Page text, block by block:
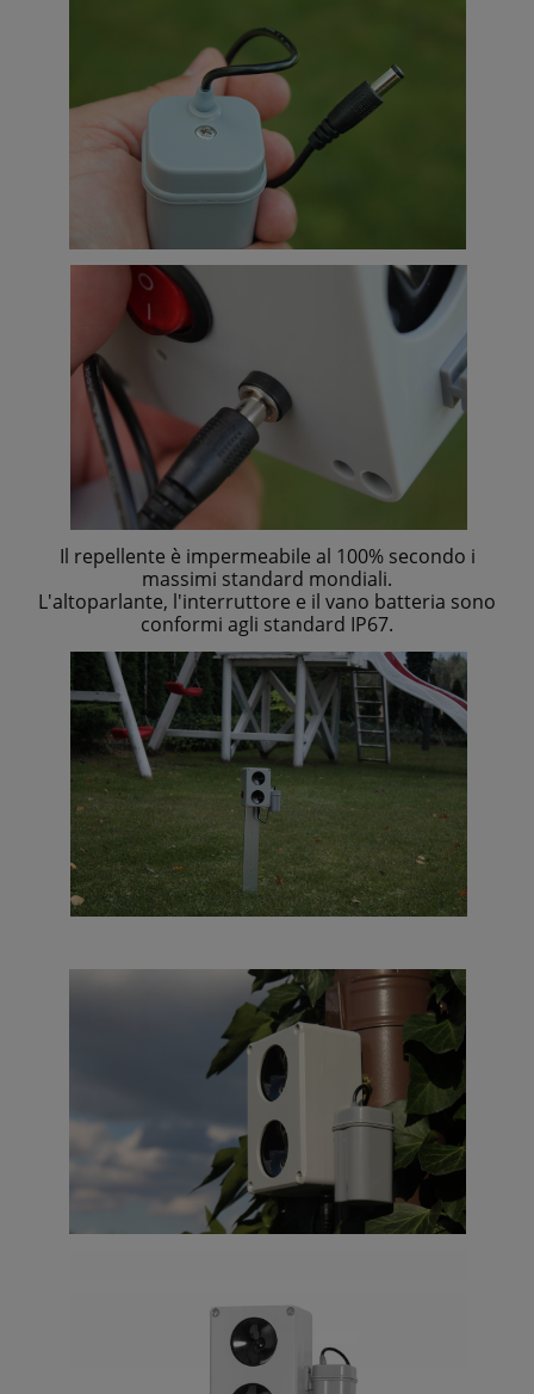
Il repellente è impermeabile al 100% secondo i
massimi standard mondiali.
L'altoparlante, l'interruttore e il vano batteria sono
conformi agli standard IP67.